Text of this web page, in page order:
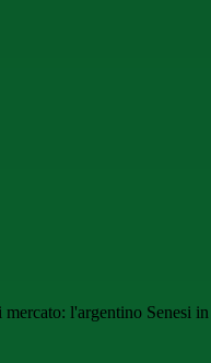
l'argentino Senesi in